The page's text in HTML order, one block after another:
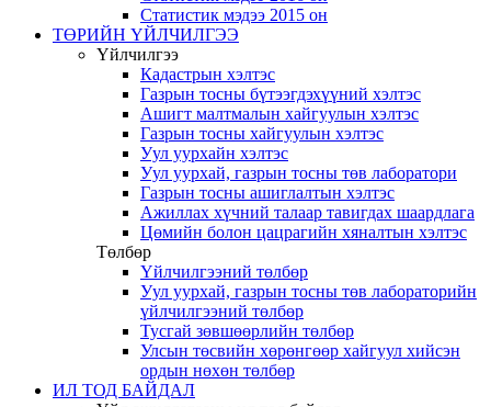
Статистик мэдээ 2015 он
ТӨРИЙН ҮЙЛЧИЛГЭЭ
Үйлчилгээ
Кадастрын хэлтэс
Газрын тосны бүтээгдэхүүний хэлтэс
Ашигт малтмалын хайгуулын хэлтэс
Газрын тосны хайгуулын хэлтэс
Уул уурхайн хэлтэс
Уул уурхай, газрын тосны төв лаборатори
Газрын тосны ашиглалтын хэлтэс
Ажиллах хүчний талаар тавигдах шаардлага
Цөмийн болон цацрагийн хяналтын хэлтэс
Төлбөр
Үйлчилгээний төлбөр
Уул уурхай, газрын тосны төв лабораторийн
үйлчилгээний төлбөр
Тусгай зөвшөөрлийн төлбөр
Улсын төсвийн хөрөнгөөр хайгуул хийсэн
ордын нөхөн төлбөр
ИЛ ТОД БАЙДАЛ